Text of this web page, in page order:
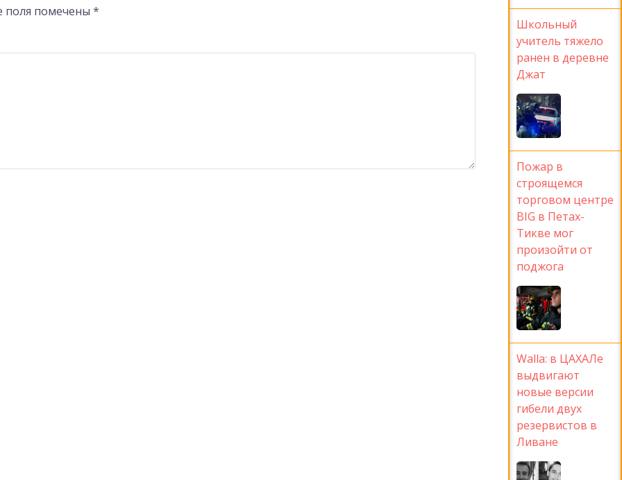
поля помечены *
Школьный
учитель тяжело
ранен в деревне
Джат
Пожар в
строящемся
торговом центре
BIG в Петах-
Тикве мог
произойти от
поджога
Walla: в ЦАХАЛе
выдвигают
новые версии
гибели двух
резервистов в
Ливане